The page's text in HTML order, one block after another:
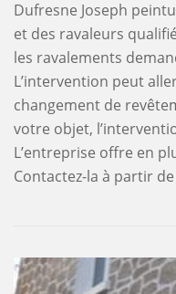
Dufresne Joseph
et des ravaleurs
les ravalements
L’intervention peut
changement de
votre objet,
L’entreprise offre en
Contactez-la à partir